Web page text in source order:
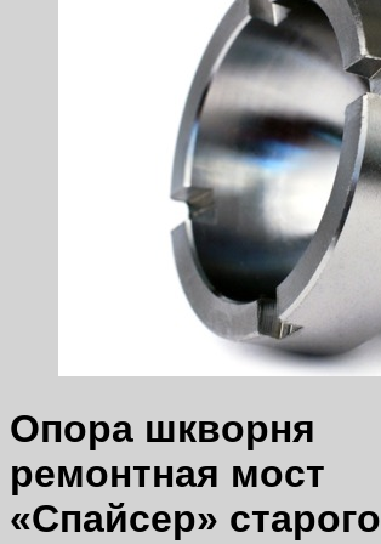
Опора шкворня
ремонтная мост
«Спайсер» старого